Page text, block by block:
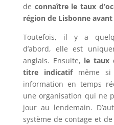
de connaître le taux
région de Lisbonne
Toutefois, il y a
d’abord, elle est
anglais. Ensuite, le taux
titre indicatifmême si
information en temps
une organisation qui ne
jour au lendemain.
système de contage et